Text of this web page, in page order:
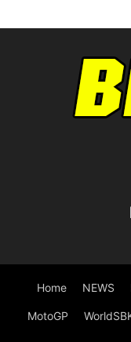
Home NEWS
MotoGP